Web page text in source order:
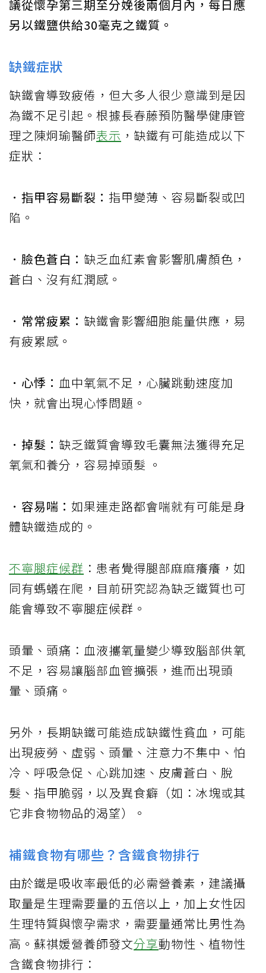
議從懷孕第三期至分娩後兩個月內，每日應
另以鐵鹽供給30毫克之鐵質。
缺鐵症狀
缺鐵會導致疲倦，但大多人很少意識到是因
為鐵不足引起。根據長春藤預防醫學健康管
理之陳炯瑜醫師表示 ，缺鐵有可能造成以下
症狀：
．指甲容易斷裂： 指甲變薄、容易斷裂或凹
陷。
．臉色蒼白： 缺乏血紅素會影響肌膚顏色，
蒼白、沒有紅潤感。
．常常疲累： 缺鐵會影響細胞能量供應，易
有疲累感。
．心悸： 血中氧氣不足，心臟跳動速度加
快，就會出現心悸問題。
．掉髮： 缺乏鐵質會導致毛囊無法獲得充足
氧氣和養分，容易掉頭髮 。
．容易喘： 如果連走路都會喘就有可能是身
體缺鐵造成的。
不寧腿症候群 ：患者覺得腿部麻麻癢癢，如
同有螞蟻在爬，目前研究認為缺乏鐵質也可
能會導致不寧腿症候群。
頭暈、頭痛：血液攜氧量變少導致腦部供氧
不足，容易讓腦部血管擴張，進而出現頭
暈、頭痛。
另外，長期缺鐵可能造成缺鐵性貧血，可能
出現疲勞、虛弱、頭暈、注意力不集中、怕
冷、呼吸急促、心跳加速、皮膚蒼白、脫
髮、指甲脆弱，以及異食癖（如：冰塊或其
它非食物物品的渴望）。
補鐵食物有哪些？含鐵食物排行
由於鐵是吸收率最低的必需營養素，建議攝
取量是生理需要量的五倍以上，加上女性因
生理特質與懷孕需求，需要量通常比男性為
高。蘇祺媛營養師發文分享動物性、植物性
含鐵食物排行：